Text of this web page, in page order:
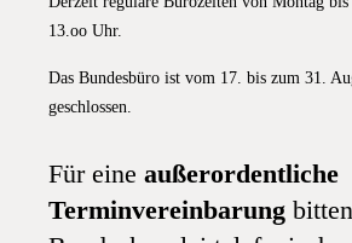
13.oo Uhr.
Das Bundesbüro ist vom 17. bis zum 31.
geschlossen.
Für eine außerordentliche
Terminvereinbarung